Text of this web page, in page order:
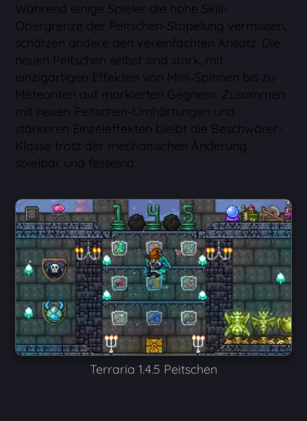
Während einige Spieler die hohe Skill-
Obergrenze der Peitschen-Stapelung vermissen,
schätzen andere den vereinfachten Ansatz. Die
neuen Peitschen selbst sind stark, mit
einzigartigen Effekten von Mini-Spinnen bis zu
Meteoriten auf markierten Gegnern. Zusammen
mit neuen Peitschen-Umhärtungen und
stärkeren Einzeleffekten bleibt die Beschwörer-
Klasse trotz der mechanischen Änderung
spielbar und fesselnd.
Terraria 1.4.5 Peitschen